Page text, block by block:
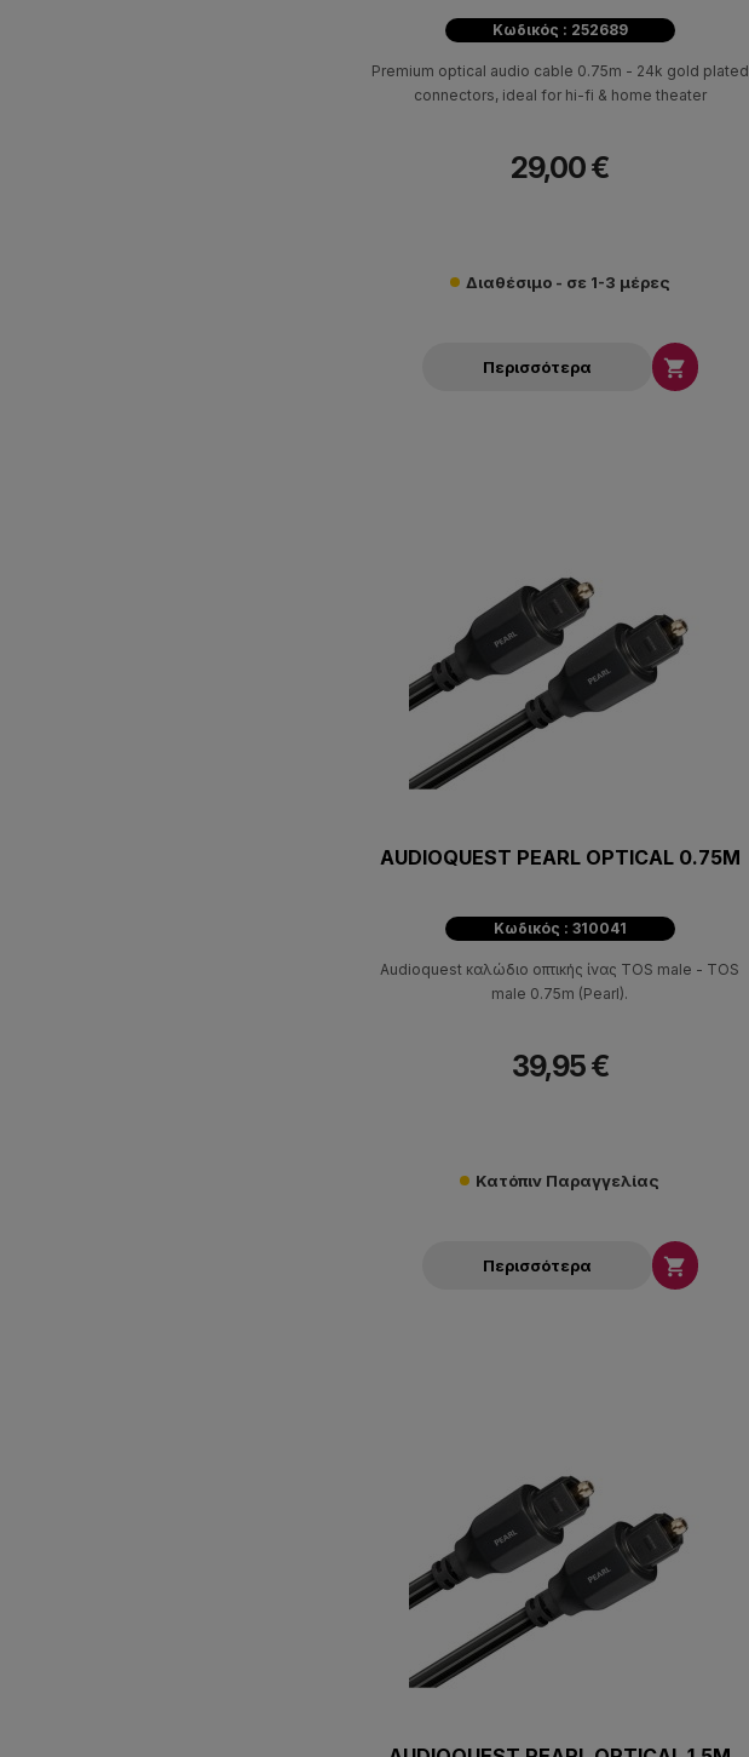
Κωδικός : 252689
Premium optical audio cable 0.75m - 24k gold plated
connectors, ideal for hi-fi & home theater
29,00 €
Διαθέσιμο - σε 1-3 μέρες
Περισσότερα 
AUDIOQUEST PEARL OPTICAL 0.75M
Κωδικός : 310041
Audioquest καλώδιο οπτικής ίνας TOS male - TOS
male 0.75m (Pearl).
39,95 €
Κατόπιν Παραγγελίας
Περισσότερα 